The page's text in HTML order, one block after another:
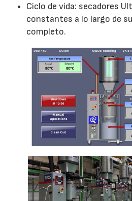
Ciclo de vida: secadores
constantes a lo largo de
completo.